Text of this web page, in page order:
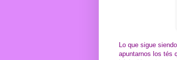
Lo que sigue
apuntarnos los tés